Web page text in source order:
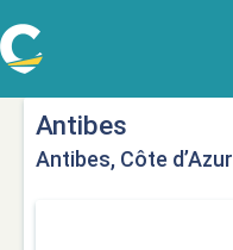
Antibes
Antibes, Côte d’Azur